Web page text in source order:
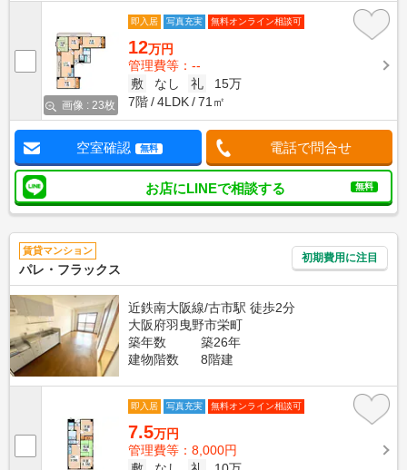
画像 : 23枚
即入居 写真充実 無料オンライン相談可
12万円
管理費等：--
敷
なし 礼
15万
7階
4LDK 71㎡
空室確認 無料 電話で問合せ
お店にLINEで相談する 無料
賃貸マンション
パレ・フラックス
初期費用に注目
近鉄南大阪線/古市駅 徒歩2分
大阪府羽曳野市栄町
築年数
築26年
建物階数
8階建
即入居 写真充実 無料オンライン相談可
7.5万円
管理費等：8,000円